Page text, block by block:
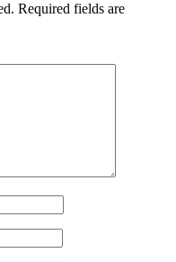
Required fields are